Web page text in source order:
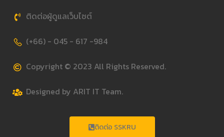
ติดต่อผู้ดูแลเว็บไซต์
(+66) - 045 - 617 -984
Copyright © 2023 All Rights Reserved.
Designed by ARIT IT Team.
ติดต่อ SSKRU